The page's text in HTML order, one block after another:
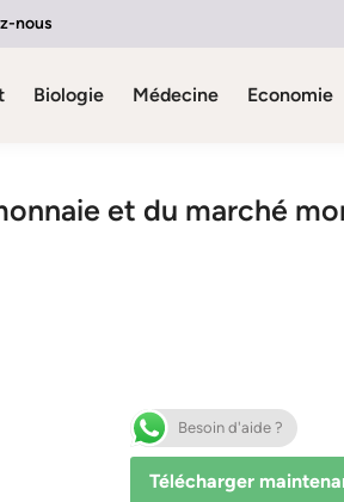
nous
Biologie Médecine Economie
et du marché
Besoin d'aide ?
Télécharger